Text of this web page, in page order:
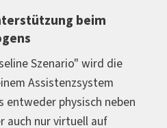
beim
Szenario" wird die
Assistenzsystem
physisch neben
auch nur virtuell auf